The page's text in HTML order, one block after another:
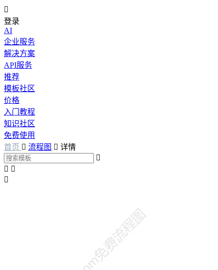

登录
AI
企业服务
解决方案
API服务
推荐
模板社区
价格
入门教程
知识社区
免费使用
首页  流程图  详情

 
